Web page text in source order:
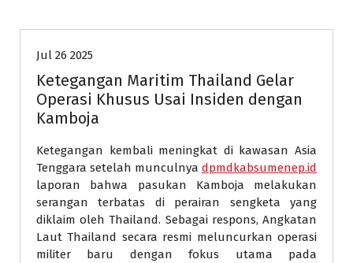
Jul 26 2025
Ketegangan Maritim Thailand Gelar
Operasi Khusus Usai Insiden dengan
Kamboja
Ketegangan kembali meningkat di kawasan Asia
Tenggara setelah munculnya dpmdkabsumenep.id
laporan bahwa pasukan Kamboja melakukan
serangan terbatas di perairan sengketa yang
diklaim oleh Thailand. Sebagai respons, Angkatan
Laut Thailand secara resmi meluncurkan operasi
militer baru dengan fokus utama pada